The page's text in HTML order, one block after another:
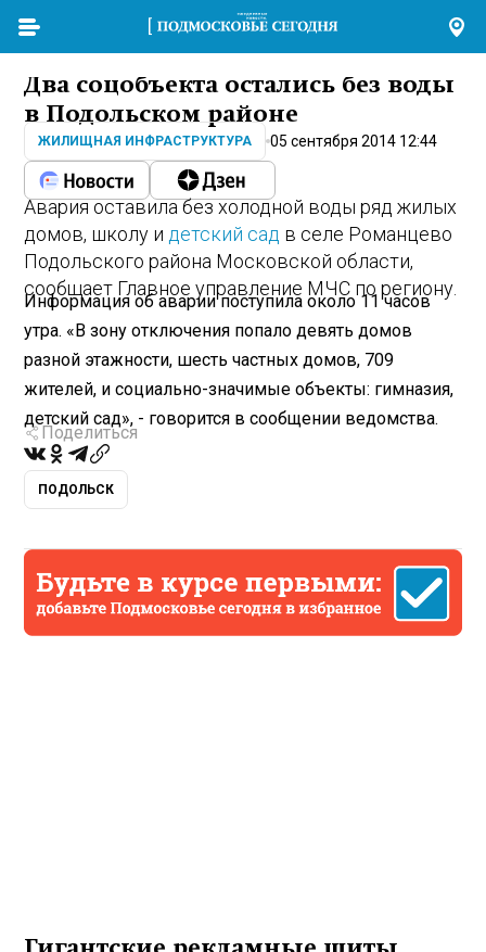
Два соцобъекта остались без воды
в Подольском районе
ЖИЛИЩНАЯ ИНФРАСТРУКТУРА 05 сентября 2014 12:44
Авария оставила без холодной воды ряд жилых
домов, школу и детский сад в селе Романцево
Подольского района Московской области,
сообщает Главное управление МЧС по региону.
Информация об аварии поступила около 11 часов
утра. «В зону отключения попало девять домов
разной этажности, шесть частных домов, 709
жителей, и социально-значимые объекты: гимназия,
детский сад», - говорится в сообщении ведомства.
Поделиться
ПОДОЛЬСК